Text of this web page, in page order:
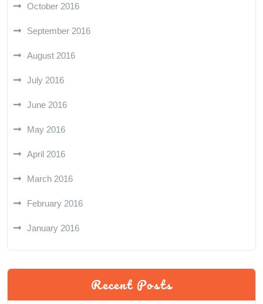
October 2016
September 2016
August 2016
July 2016
June 2016
May 2016
April 2016
March 2016
February 2016
January 2016
Recent Posts